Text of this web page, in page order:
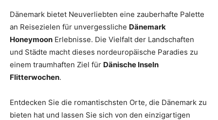
Dänemark bietet Neuverliebten eine zauberhafte Palette
an Reisezielen für unvergessliche Dänemark
Honeymoon Erlebnisse. Die Vielfalt der Landschaften
und Städte macht dieses nordeuropäische Paradies zu
einem traumhaften Ziel für Dänische Inseln
Flitterwochen.
Entdecken Sie die romantischsten Orte, die Dänemark zu
bieten hat und lassen Sie sich von den einzigartigen